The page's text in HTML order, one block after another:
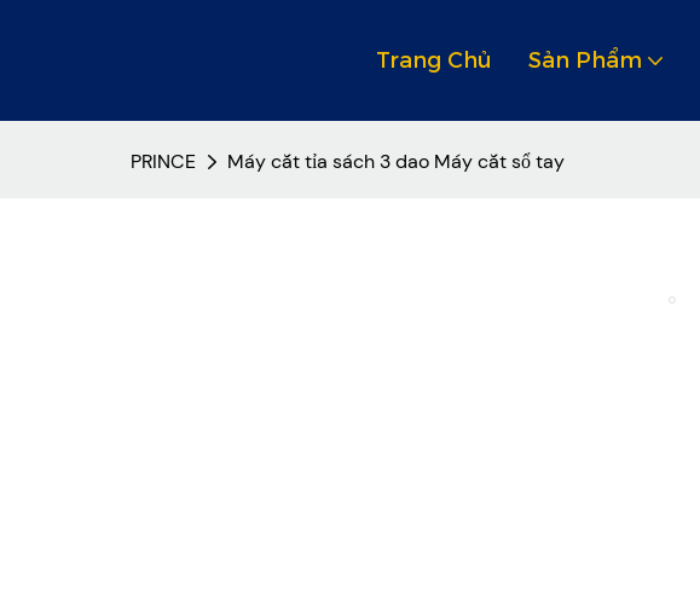
Trang Chủ Sản Phẩm
PRINCE Máy cắt tỉa sách 3 dao Máy cắt sổ tay